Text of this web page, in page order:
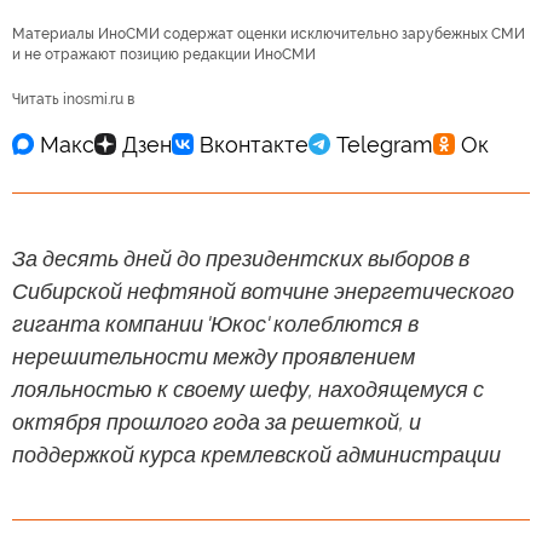
Материалы ИноСМИ содержат оценки исключительно зарубежных СМИ
и не отражают позицию редакции ИноСМИ
Читать inosmi.ru в
За десять дней до президентских выборов в
Сибирской нефтяной вотчине энергетического
гиганта компании 'Юкос' колеблются в
нерешительности между проявлением
лояльностью к своему шефу, находящемуся с
октября прошлого года за решеткой, и
поддержкой курса кремлевской администрации